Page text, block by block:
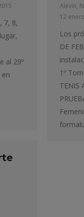
7, 8,
al 29º
en
Alevín,
12
Los
DE
1º
TENIS